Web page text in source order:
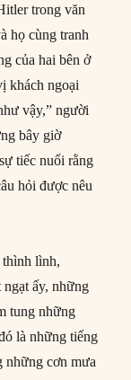
trong văn
họ cùng tranh
của hai bên ở
khách ngoại
vậy,” người
bây giờ
tiếc nuối rằng
hỏi được nêu
lình,
ấy, những
tung những
là những tiếng
những cơn mưa